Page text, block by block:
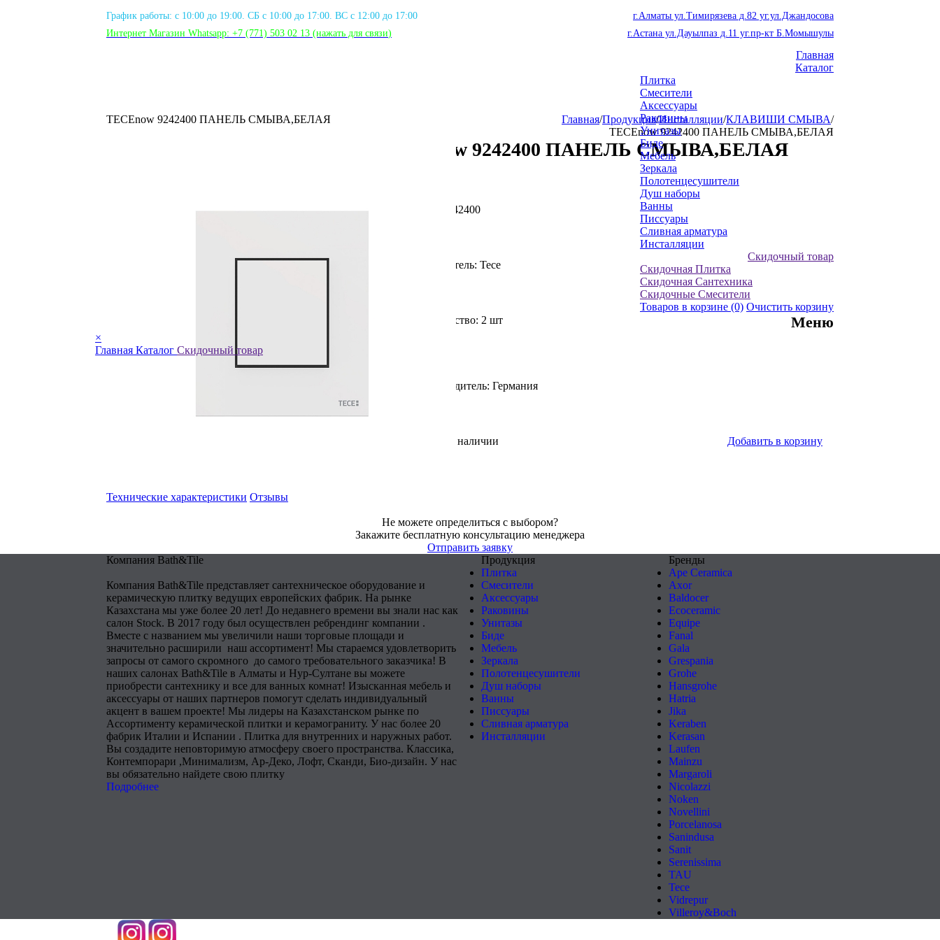
График работы: с 10:00 до 19:00. СБ с 10:00 до 17:00. ВС с 12:00 до 17:00
Интернет Магазин Whatsapp: +7 (771) 503 02 13 (нажать для связи)
г.Алматы ул.Тимирязева д.82 уг.ул.Джандосова
г.Астана ул.Дауылпаз д.11 уг.пр-кт Б.Момышулы
Главная
Каталог
Плитка
Смесители
Аксессуары
Раковины
Унитазы
Биде
Мебель
Зеркала
Полотенцесушители
Душ наборы
Ванны
Писсуары
Сливная арматура
Инсталляции
Скидочный товар
Скидочная Плитка
Скидочная Сантехника
Скидочные Смесители
Товаров в корзине (0) Очистить корзину
Меню
×
Главная Каталог Скидочный товар
TECEnow 9242400 ПАНЕЛЬ СМЫВА,БЕЛАЯ Главная/Продукция/Инсталляции/КЛАВИШИ СМЫВА/
TECEnow 9242400 ПАНЕЛЬ СМЫВА,БЕЛАЯ
TECEnow 9242400 ПАНЕЛЬ СМЫВА,БЕЛАЯ
Артикул: TEC_9242400
Фирма производитель: Tece
Доступное количество: 2 шт
Страна производитель: Германия
В наличии Добавить в корзину
Технические характеристики Отзывы
Не можете определиться с выбором?
Закажите бесплатную консультацию менеджера
Отправить заявку
Компания Bath&Tile
Компания Bath&Tile представляет сантехническое оборудование и
керамическую плитку ведущих европейских фабрик. На рынке
Казахстана мы уже более 20 лет! До недавнего времени вы знали нас как
салон Stock. В 2017 году был осуществлен ребрендинг компании .
Вместе с названием мы увеличили наши торговые площади и
значительно расширили наш ассортимент! Мы стараемся удовлетворить
запросы от самого скромного до самого требовательного заказчика! В
наших салонах Bath&Tile в Алматы и Нур-Султане вы можете
приобрести сантехнику и все для ванных комнат! Изысканная мебель и
аксессуары от наших партнеров помогут сделать индивидуальный
акцент в вашем проекте! Мы лидеры на Казахстанском рынке по
Ассортименту керамической плитки и керамограниту. У нас более 20
фабрик Италии и Испании . Плитка для внутренних и наружных работ.
Вы создадите неповторимую атмосферу своего пространства. Классика,
Контемпорари ,Минимализм, Ар-Деко, Лофт, Сканди, Био-дизайн. У нас
вы обязательно найдете свою плитку
Подробнее
Продукция
Плитка
Смесители
Аксессуары
Раковины
Унитазы
Биде
Мебель
Зеркала
Полотенцесушители
Душ наборы
Ванны
Писсуары
Сливная арматура
Инсталляции
Бренды
Ape Ceramica
Axor
Baldocer
Ecoceramic
Equipe
Fanal
Gala
Grespania
Grohe
Hansgrohe
Hatria
Jika
Keraben
Kerasan
Laufen
Mainzu
Margaroli
Nicolazzi
Noken
Novellini
Porcelanosa
Sanindusa
Sanit
Serenissima
TAU
Tece
Vidrepur
Villeroy&Boch